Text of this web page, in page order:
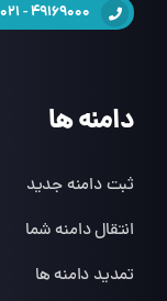
49169000 - 021
دامنه ها
ثبت دامنه جدید
انتقال دامنه شما
تمدید دامنه ها